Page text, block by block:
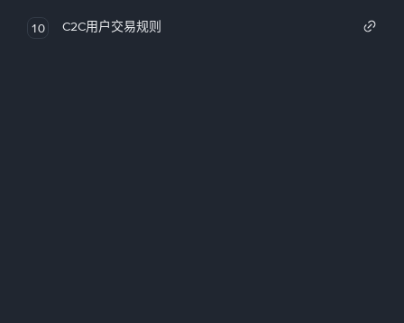
10 C2C用户交易规则